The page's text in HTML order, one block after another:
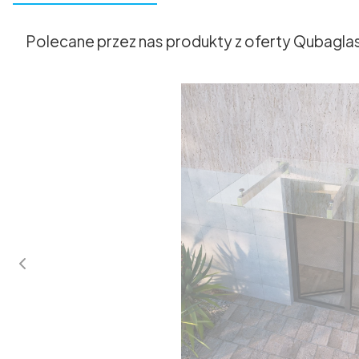
Polecane przez nas produkty z oferty